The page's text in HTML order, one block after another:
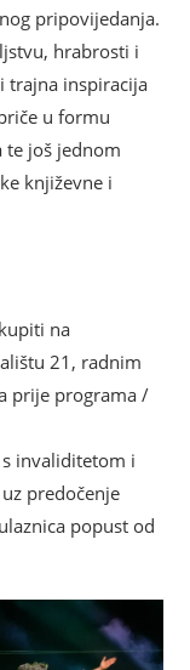
pripovijedanja.
hrabrosti i
trajna inspiracija
u formu
te još jednom
književne i
na
21, radnim
prije programa /
invaliditetom i
predočenje
popust od